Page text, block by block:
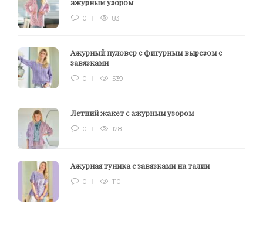
ажурным узором
0 83
Ажурный пуловер с фигурным вырезом с
завязками
0 539
Летний жакет с ажурным узором
0 128
Ажурная туника с завязками на талии
0 110